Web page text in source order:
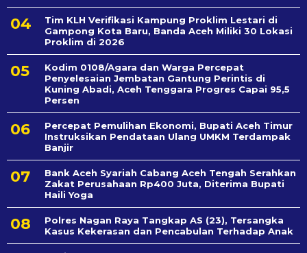
Tim KLH Verifikasi Kampung Proklim Lestari di
Gampong Kota Baru, Banda Aceh Miliki 30 Lokasi
Proklim di 2026
Kodim 0108/Agara dan Warga Percepat
Penyelesaian Jembatan Gantung Perintis di
Kuning Abadi, Aceh Tenggara Progres Capai 95,5
Persen
Percepat Pemulihan Ekonomi, Bupati Aceh Timur
Instruksikan Pendataan Ulang UMKM Terdampak
Banjir
Bank Aceh Syariah Cabang Aceh Tengah Serahkan
Zakat Perusahaan Rp400 Juta, Diterima Bupati
Haili Yoga
Polres Nagan Raya Tangkap AS (23), Tersangka
Kasus Kekerasan dan Pencabulan Terhadap Anak